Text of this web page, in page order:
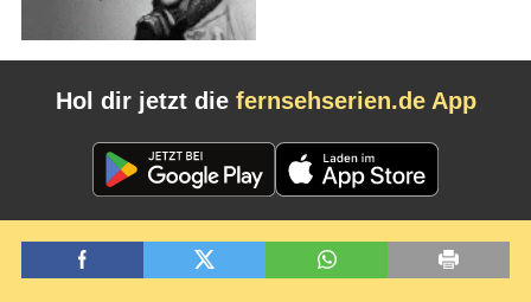
Hol dir jetzt die fernsehserien.de App